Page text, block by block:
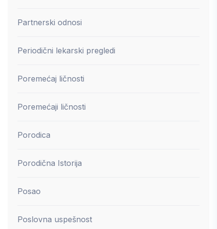
Partnerski odnosi
Periodični lekarski pregledi
Poremećaj ličnosti
Poremećaji ličnosti
Porodica
Porodična Istorija
Posao
Poslovna uspešnost